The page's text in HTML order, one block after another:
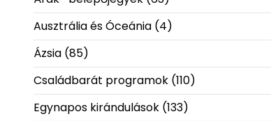
Ausztrália és Óceánia(4)
Ázsia(85)
Családbarát programok(110)
Egynapos kirándulások(133)